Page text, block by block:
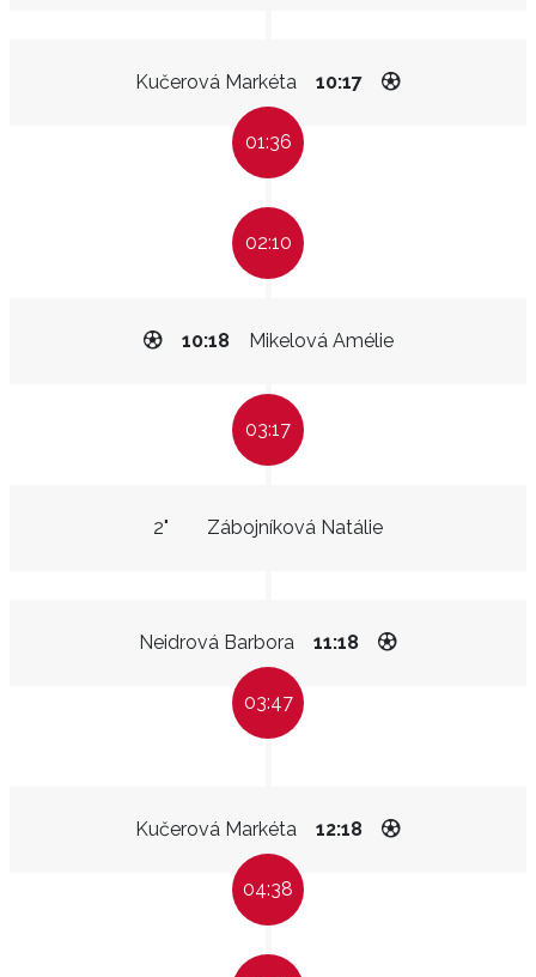
Kučerová Markéta 10:17
01:36
02:10
Mikelová Amélie
10:18
03:17
Zábojníková Natálie
2"
Neidrová Barbora 11:18
03:47
Kučerová Markéta 12:18
04:38